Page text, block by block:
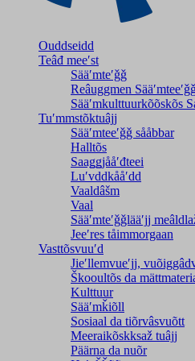
Ouddseidd
Teâđ meeʹst
Sääʹmteʹǧǧ
Reâuggmen
Sääʹmkulttuurkõõskõs
Tuʹmmstõktuâjj
Sääʹmteeʹǧǧ sååbbar
Halltõs
Saaǥǥjååʹđteei
Luʹvddkååʹdd
Vaaldâšm
Vaal
Sääʹmteʹǧǧlääʹjj
Jeeʹres tåimmorgaan
Vasttõsvuuʹd
Jieʹllemvueʹjj,
Škooultõs da
Kulttuur
Sääʹmǩiõll
Sosiaal da tiõrvâsvuõtt
Meeraikõskksaž tuâjj
Päärna da nuõr